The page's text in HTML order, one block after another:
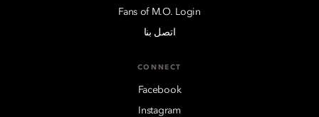
Fans of M.O. Login
اتصل بنا
CONNECT
Facebook
Instagram